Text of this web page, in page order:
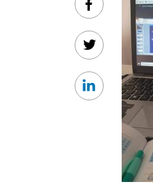
Facebook
Twitter
Linkedin